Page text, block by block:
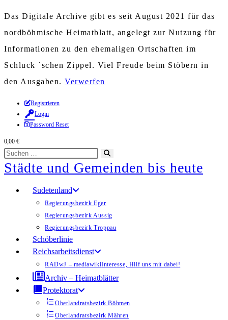
Das Digitale Archive gibt es seit August 2021 für das
nordböhmische Heimatblatt, angelegt zur Nutzung für
Informationen zu den ehemaligen Ortschaften im
Schluck `schen Zippel. Viel Freude beim Stöbern in
den Ausgaben. Verwerfen
Zum
Inhalt
springen
Registrieren
Login
Password Reset
0,00 €
Diese
Website
durchsuchen
starten
Städte und Gemeinden bis heute
Sudetenland
Regierungsbezirk Eger
Regierungsbezirk Aussig
Regierungsbezirk Troppau
Schöberlinie
Reichsarbeitsdienst
RADwJ – mediawikiInteresse, Hilf uns mit dabei!
Archiv – Heimatblätter
Protektorat
Oberlandratsbezirk Böhmen
Oberlandratsbezirk Mähren